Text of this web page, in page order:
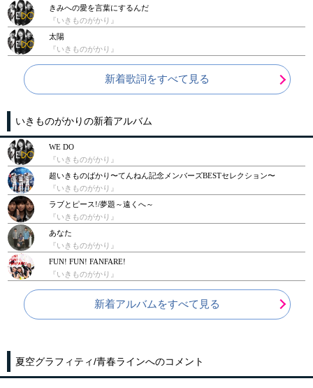
きみへの愛を言葉にするんだ
『いきものがかり』
太陽
『いきものがかり』
新着歌詞をすべて見る
いきものがかりの新着アルバム
WE DO
『いきものがかり』
超いきものばかり〜てんねん記念メンバーズBESTセレクション〜
『いきものがかり』
ラブとピース!/夢題～遠くへ～
『いきものがかり』
あなた
『いきものがかり』
FUN! FUN! FANFARE!
『いきものがかり』
新着アルバムをすべて見る
夏空グラフィティ/青春ラインへのコメント